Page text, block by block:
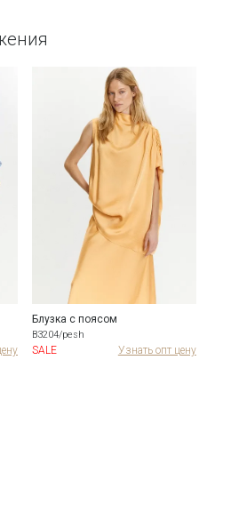
Блузка с поясом
B3204/pesh
SALE Узнать опт цену